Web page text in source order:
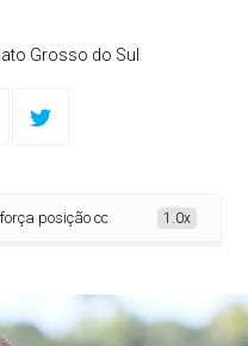
Grosso do Sul
como importante destino
1.0x